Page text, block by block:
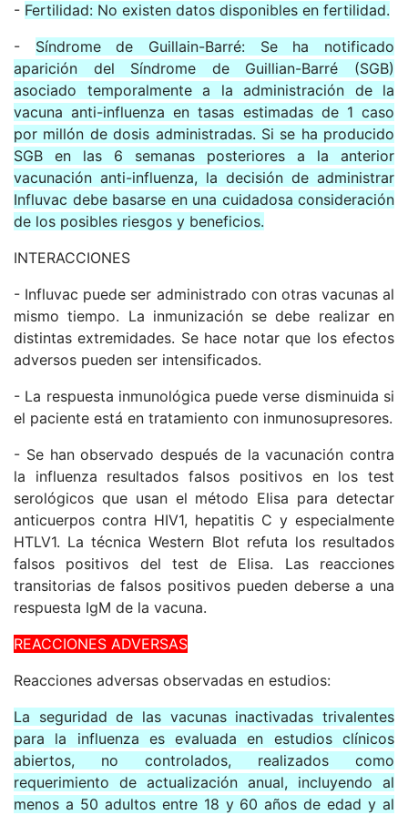
- Fertilidad: No existen datos disponibles en fertilidad.
- Síndrome de Guillain-Barré: Se ha notificado
aparición del Síndrome de Guillian-Barré (SGB)
asociado temporalmente a la administración de la
vacuna anti-influenza en tasas estimadas de 1 caso
por millón de dosis administradas. Si se ha producido
SGB en las 6 semanas posteriores a la anterior
vacunación anti-influenza, la decisión de administrar
Influvac debe basarse en una cuidadosa consideración
de los posibles riesgos y beneficios.
INTERACCIONES
- Influvac puede ser administrado con otras vacunas al
mismo tiempo. La inmunización se debe realizar en
distintas extremidades. Se hace notar que los efectos
adversos pueden ser intensificados.
- La respuesta inmunológica puede verse disminuida si
el paciente está en tratamiento con inmunosupresores.
- Se han observado después de la vacunación contra
la influenza resultados falsos positivos en los test
serológicos que usan el método Elisa para detectar
anticuerpos contra HIV1, hepatitis C y especialmente
HTLV1. La técnica Western Blot refuta los resultados
falsos positivos del test de Elisa. Las reacciones
transitorias de falsos positivos pueden deberse a una
respuesta IgM de la vacuna.
REACCIONES ADVERSAS
Reacciones adversas observadas en estudios:
La seguridad de las vacunas inactivadas trivalentes
para la influenza es evaluada en estudios clínicos
abiertos, no controlados, realizados como
requerimiento de actualización anual, incluyendo al
menos a 50 adultos entre 18 y 60 años de edad y al